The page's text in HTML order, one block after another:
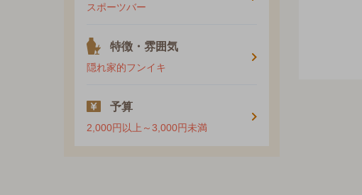
スポーツバー
特徴・雰囲気
隠れ家的フンイキ
予算
2,000円以上～3,000円未満